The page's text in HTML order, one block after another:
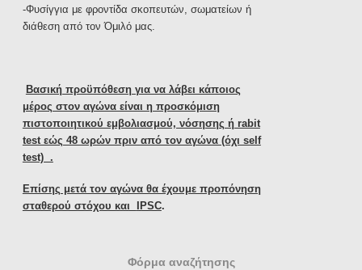
-Φυσίγγια με φροντίδα σκοπευτών, σωματείων ή
διάθεση από τον Όμιλό μας.
Βασική προϋπόθεση για να λάβει κάποιος
μέρος στον αγώνα είναι η προσκόμιση
πιστοποιητικού εμβολιασμού, νόσησης ή rabit
test εώς 48 ωρών πριν από τον αγώνα (όχι self
test) .
Επίσης μετά τον αγώνα θα έχουμε προπόνηση
σταθερού στόχου και
IPSC.
Φόρμα αναζήτησης